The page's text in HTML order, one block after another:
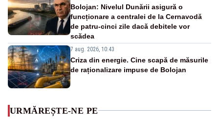
Bolojan: Nivelul Dunării asigură o
funcționare a centralei de la Cernavodă
de patru-cinci zile dacă debitele vor
scădea
7 aug. 2026, 10:43
Criza din energie. Cine scapă de măsurile
de raționalizare impuse de Bolojan
URMĂREȘTE-NE PE